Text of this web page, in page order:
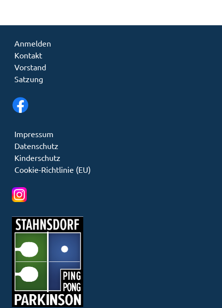
Anmelden
Kontakt
Vorstand
Satzung
Impressum
Datenschutz
Kinderschutz
Cookie-Richtlinie (EU)